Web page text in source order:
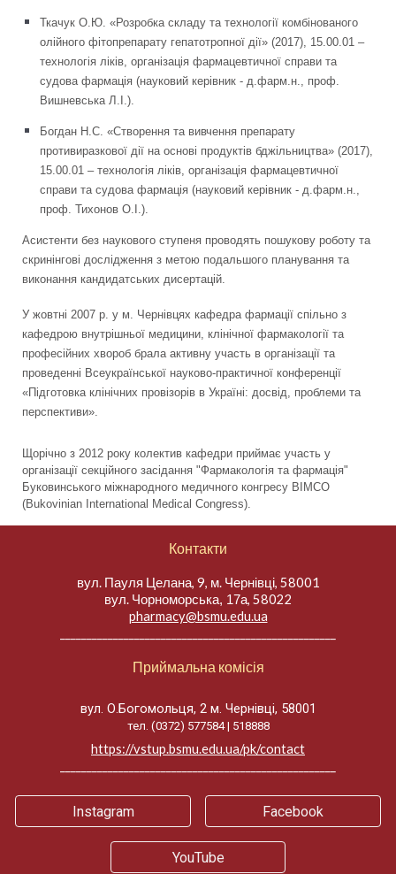
Ткачук О.Ю. «Розробка складу та технології комбінованого
олійного фітопрепарату гепатотропної дії» (2017), 15.00.01 –
технологія ліків, організація фармацевтичної справи та
судова фармація (науковий керівник - д.фарм.н., проф.
Вишневська Л.І.).
Богдан Н.С. «Створення та вивчення препарату
противиразкової дії на основі продуктів бджільництва» (2017),
15.00.01 – технологія ліків, організація фармацевтичної
справи та судова фармація (науковий керівник - д.фарм.н.,
проф. Тихонов О.І.).
Асистенти без наукового ступеня проводять пошукову роботу та
скринінгові дослідження з метою подальшого планування та
виконання кандидатських дисертацій.
У жовтні 2007 р. у м. Чернівцях кафедра фармації спільно з
кафедрою внутрішньої медицини, клінічної фармакології та
професійних хвороб брала активну участь в організації та
проведенні Всеукраїнської науково-практичної конференції
«Підготовка клінічних провізорів в Україні: досвід, проблеми та
перспективи».
Щорічно з 2012 року колектив кафедри приймає участь у
організації секційного засідання "Фармакологія та фармація"
Буковинського міжнародного медичного конгресу BIMCO
(Bukovinian International Medical Congress).
Контакти
вул. Пауля Целана, 9, м. Чернівці, 58001
вул. Чорноморська, 17а, 58022
pharmacy@bsmu.edu.ua
Приймальна комісія
вул. О.Богомольця, 2 м. Чернівці, 58001
тел. (0372) 577584 | 518888
https://vstup.bsmu.edu.ua/pk/contact
Instagram Facebook
YouTube